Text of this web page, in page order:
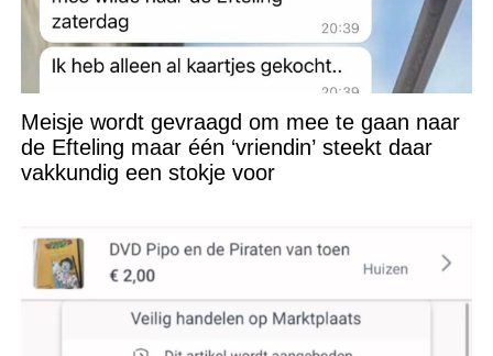
Meisje wordt gevraagd om mee te gaan naar
de Efteling maar één ‘vriendin’ steekt daar
vakkundig een stokje voor